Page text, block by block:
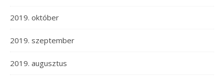
2019. október
2019. szeptember
2019. augusztus